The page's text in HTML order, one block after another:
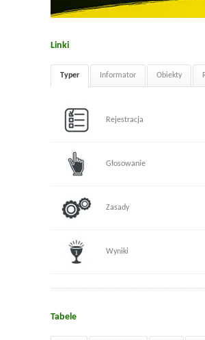
Linki
Typer Informator Obiekty
Rejestracja
Głosowanie
Zasady
Wyniki
Tabele